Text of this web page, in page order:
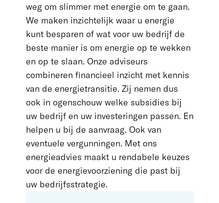
weg om slimmer met energie om te gaan.
We maken inzichtelijk waar u energie
kunt besparen of wat voor uw bedrijf de
beste manier is om energie op te wekken
en op te slaan. Onze adviseurs
combineren financieel inzicht met kennis
van de energietransitie. Zij nemen dus
ook in ogenschouw welke subsidies bij
uw bedrijf en uw investeringen passen. En
helpen u bij de aanvraag. Ook van
eventuele vergunningen. Met ons
energieadvies maakt u rendabele keuzes
voor de energievoorziening die past bij
uw bedrijfsstrategie.